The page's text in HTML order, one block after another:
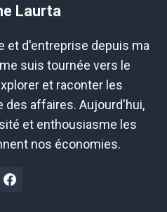
Laurta
et d'entreprise depuis ma
suis tournée vers le
et raconter les
des affaires. Aujourd'hui,
et enthousiasme les
nos économies.